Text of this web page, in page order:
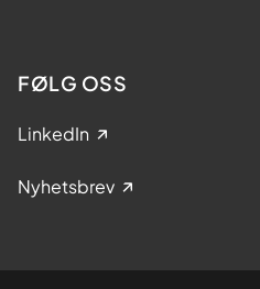
FØLG OSS
LinkedIn
Nyhetsbrev